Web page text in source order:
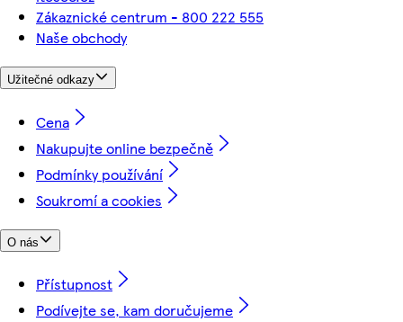
Zákaznické centrum - 800 222 555
Naše obchody
Užitečné odkazy
Cena
Nakupujte online bezpečně
Podmínky používání
Soukromí a cookies
O nás
Přístupnost
Podívejte se, kam doručujeme